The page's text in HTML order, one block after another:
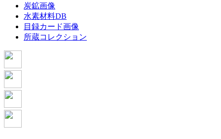
炭鉱画像
水素材料DB
目録カード画像
所蔵コレクション